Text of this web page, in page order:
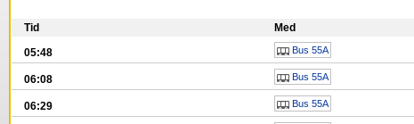
Tid
Med
05:48
Bus 55A
06:08 Bus 55A
06:29 Bus 55A